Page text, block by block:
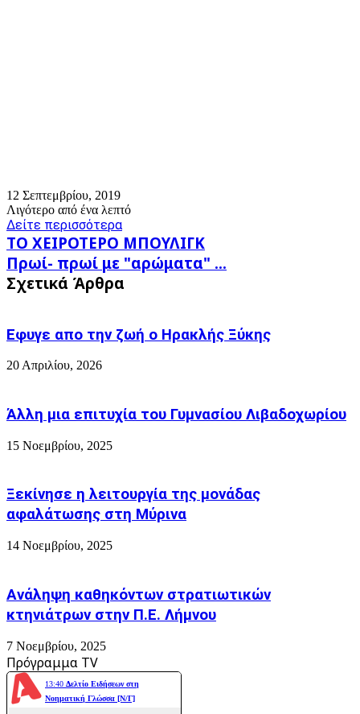
12 Σεπτεμβρίου, 2019
Λιγότερο από ένα λεπτό
Δείτε περισσότερα
ΤΟ
ΧΕΙΡΟΤΕΡΟ
ΜΠΟΥΛΙΓΚ
ΤΟ ΧΕΙΡΟΤΕΡΟ ΜΠΟΥΛΙΓΚ
Πρωί-
πρωί
με
Πρωί- πρωί με "αρώματα" ...
Σχετικά Άρθρα
Εφυγε απο την ζωή o Ηρακλής Ξύκης
20 Απριλίου, 2026
Άλλη μια επιτυχία του Γυμνασίου Λιβαδοχωρίου
15 Νοεμβρίου, 2025
Ξεκίνησε η λειτουργία της μονάδας
αφαλάτωσης στη Μύρινα
14 Νοεμβρίου, 2025
Ανάληψη καθηκόντων στρατιωτικών
κτηνιάτρων στην Π.Ε. Λήμνου
7 Νοεμβρίου, 2025
Πρόγραμμα TV